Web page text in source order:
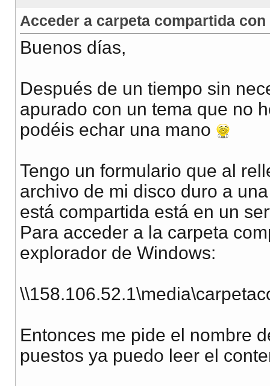
Acceder a carpeta compartida con
Buenos días,
Después de un tiempo sin
apurado con un tema que no
podéis echar una mano
Tengo un formulario que al
archivo de mi disco duro a
está compartida está en un
Para acceder a la carpeta
explorador de Windows:
Entonces me pide el nombre
puestos ya puedo leer el